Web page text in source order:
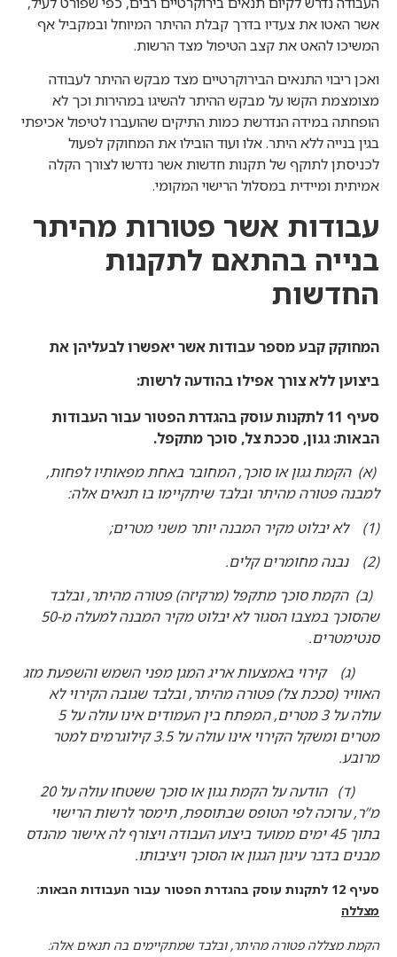
אשר האטו את צעדיו בדרך קבלת ההיתר המיוחל ובמקביל אף
המשיכו להאט את קצב הטיפול מצד הרשות.
ואכן ריבוי התנאים הבירוקרטיים מצד מבקש ההיתר לעבודה
מצומצמת הקשו על מבקש ההיתר להשיגו במהירות וכך לא
הופחתה במידה הנדרשת כמות התיקים שהועברו לטיפול אכיפתי
בגין בנייה ללא היתר. אלו ועוד הובילו את המחוקק לפעול
לכניסתן לתוקף של תקנות חדשות אשר נדרשו לצורך הקלה
אמיתית ומיידית במסלול הרישוי המקומי.
עבודות אשר פטורות מהיתר
בנייה בהתאם לתקנות
החדשות
המחוקק קבע מספר עבודות אשר יאפשרו לבעליהן את
ביצוען ללא צורך אפילו בהודעה לרשות:
סעיף 11 לתקנות עוסק בהגדרת הפטור עבור העבודות
הבאות: גגון, סככת צל, סוכך מתקפל.
(א) הקמת גגון או סוכך, המחובר באחת מפאותיו לפחות,
למבנה פטורה מהיתר ובלבד שיתקיימו בו תנאים אלה:
(1) לא יבלוט מקיר המבנה יותר משני מטרים;
(2) נבנה מחומרים קלים.
(ב) הקמת סוכך מתקפל (מרקיזה) פטורה מהיתר, ובלבד
שהסוכך במצבו הסגור לא יבלוט מקיר המבנה למעלה מ-50
סנטימטרים.
(ג) קירוי באמצעות אריג המגן מפני השמש והשפעת מזג
האוויר (סככת צל) פטורה מהיתר, ובלבד שגובה הקירוי לא
עולה על 3 מטרים, המפתח בין העמודים אינו עולה על 5
מטרים ומשקל הקירוי אינו עולה על 3.5 קילוגרמים למטר
מרובע.
(ד) הודעה על הקמת גגון או סוכך ששטחו עולה על 20
מ”ר, ערוכה לפי הטופס שבתוספת, תימסר לרשות הרישוי
בתוך 45 ימים ממועד ביצוע העבודה ויצורף לה אישור מהנדס
מבנים בדבר עיגון הגגון או הסוכך ויציבותו.
סעיף 12 לתקנות עוסק בהגדרת הפטור עבור העבודות הבאות:
מצללה
הקמת מצללה פטורה מהיתר, ובלבד שמתקיימים בה תנאים אלה: